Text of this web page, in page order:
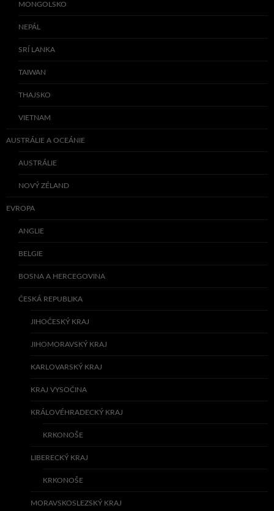
MONGOLSKO
NEPÁL
SRÍ LANKA
TAIWAN
THAJSKO
VIETNAM
AUSTRÁLIE A OCEÁNIE
AUSTRÁLIE
NOVÝ ZÉLAND
EVROPA
ANGLIE
BELGIE
BOSNA A HERCEGOVINA
ČESKÁ REPUBLIKA
JIHOČESKÝ KRAJ
JIHOMORAVSKÝ KRAJ
KARLOVARSKÝ KRAJ
KRAJ VYSOČINA
KRÁLOVÉHRADECKÝ KRAJ
KRKONOŠE
LIBERECKÝ KRAJ
KRKONOŠE
MORAVSKOSLEZSKÝ KRAJ